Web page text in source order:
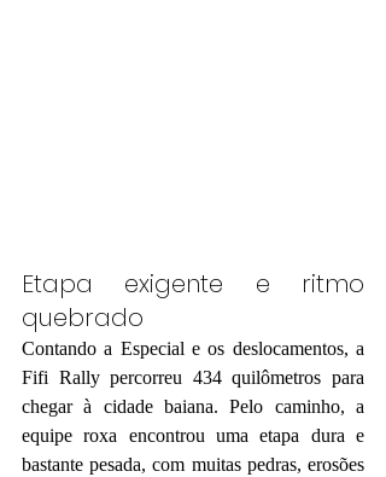
Etapa exigente e ritmo
quebrado
Contando a Especial e os deslocamentos, a
Fifi Rally percorreu 434 quilômetros para
chegar à cidade baiana. Pelo caminho, a
equipe roxa encontrou uma etapa dura e
bastante pesada, com muitas pedras, erosões